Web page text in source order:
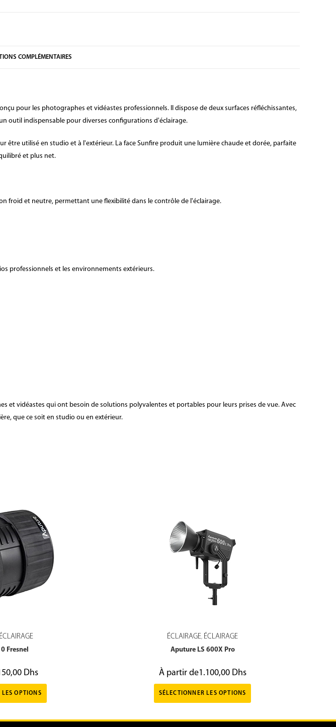
COMPLÉMENTAIRES
pour les photographes et vidéastes professionnels. Il dispose de deux surfaces réfléchissantes,
outil indispensable pour diverses configurations d'éclairage.
être utilisé en studio et à l'extérieur. La face Sunfire produit une lumière chaude et dorée, parfaite
et plus net.
froid et neutre, permettant une flexibilité dans le contrôle de l'éclairage.
professionnels et les environnements extérieurs.
et vidéastes qui ont besoin de solutions polyvalentes et portables pour leurs prises de vue. Avec
que ce soit en studio ou en extérieur.
ÉCLAIRAGE
Fresnel
Dhs
LES OPTIONS
ÉCLAIRAGE, ÉCLAIRAGE
Aputure LS 600X Pro
À partir de1.100,00 Dhs
SÉLECTIONNER LES OPTIONS